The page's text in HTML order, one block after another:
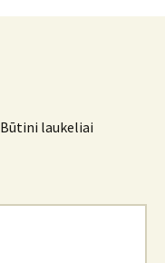
Būtini laukeliai